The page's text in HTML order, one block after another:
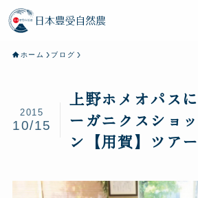
ホーム ブログ
上野ホメオパス
ーガニクスショ
ン【用賀】ツア
2015
10/15